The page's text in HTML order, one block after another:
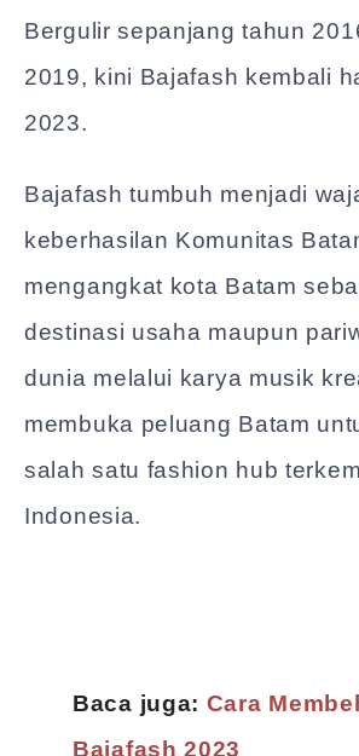
Bergulir sepanjang tahun
2019, kini Bajafash kembali
2023.
Bajafash tumbuh menjadi
keberhasilan Komunitas
mengangkat kota Batam
destinasi usaha maupun
dunia melalui karya musik
membuka peluang Batam
salah satu fashion hub
Indonesia.
Baca juga: Cara
Bajafash 2023